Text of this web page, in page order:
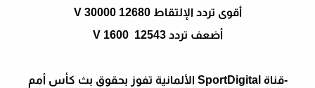
أقوى تردد الإلتقاط 12680 V 30000
أضعف تردد 12543 V 1600
-قناة SportDigital الألمانية تفوز بحقوق بث كأس أمم